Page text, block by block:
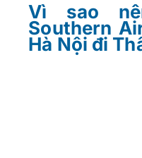
Vì sao
Southern
Hà Nội đi